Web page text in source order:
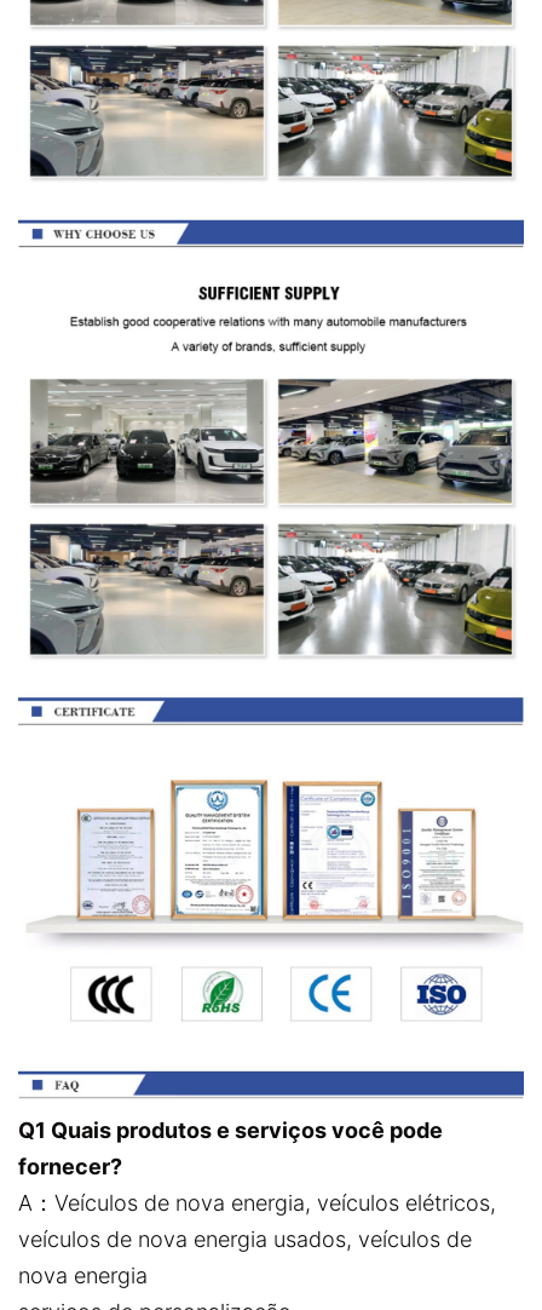
Q1 Quais produtos e serviços você pode
fornecer?
A：Veículos de nova energia, veículos elétricos,
veículos de nova energia usados, veículos de
nova energia